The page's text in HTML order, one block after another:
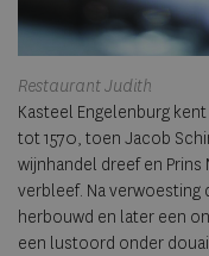
Restaurant Judith
Kasteel Engelenburg
tot 1570, toen Jacob
wijnhandel dreef en
verbleef. Na verwoesting
herbouwd en later een
een lustoord onder